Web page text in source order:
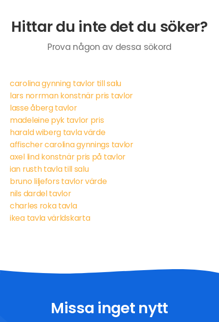
Hittar du inte det du söker?
Prova någon av dessa sökord
carolina gynning tavlor till salu
lars norrman konstnär pris tavlor
lasse åberg tavlor
madeleine pyk tavlor pris
harald wiberg tavla värde
affischer carolina gynnings tavlor
axel lind konstnär pris på tavlor
ian rusth tavla till salu
bruno liljefors tavlor värde
nils dardel tavlor
charles roka tavla
ikea tavla världskarta
Missa inget nytt